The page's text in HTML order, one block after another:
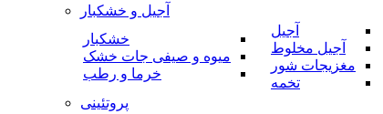
آجیل و خشکبار
آجیل
آجیل مخلوط
مغزیجات شور
تخمه
خشکبار
میوه و صیفی جات خشک
خرما و رطب
پروتئینی